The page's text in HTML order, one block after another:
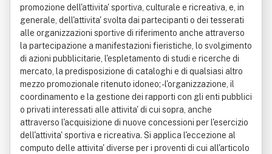
promozione dell'attivita' sportiva, culturale e ricreativa, e, in
generale, dell'attivita' svolta dai partecipanti o dei tesserati
alle organizzazioni sportive di riferimento anche attraverso
la partecipazione a manifestazioni fieristiche, lo svolgimento
di azioni pubblicitarie, l'espletamento di studi e ricerche di
mercato, la predisposizione di cataloghi e di qualsiasi altro
mezzo promozionale ritenuto idoneo; - l'organizzazione, il
coordinamento e la gestione dei rapporti con gli enti pubblici
o privati interessati alle attivita' di cui sopra, anche
attraverso l'acquisizione di nuove concessioni per l'esercizio
dell'attivita' sportiva e ricreativa. Si applica l'eccezione al
computo delle attivita' diverse per i proventi di cui all'articolo